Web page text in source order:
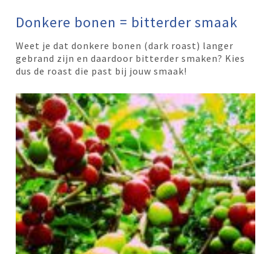
Donkere bonen = bitterder smaak
Weet je dat donkere bonen (dark roast) langer
gebrand zijn en daardoor bitterder smaken? Kies
dus de roast die past bij jouw smaak!